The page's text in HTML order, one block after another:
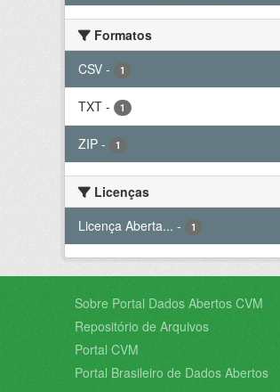
Formatos
CSV - 1
TXT - 1
ZIP - 1
Licenças
Licença Aberta... - 1
Sobre Portal Dados Abertos CVM
Repositório de Arquivos
Portal CVM
Portal Brasileiro de Dados Abertos